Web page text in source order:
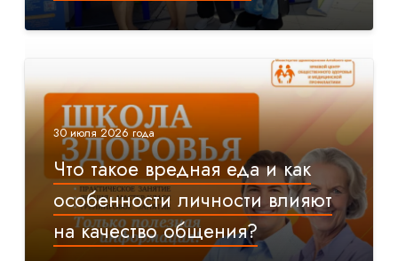
30 июля 2026 года
Что такое вредная еда и как
особенности личности влияют
на качество общения?